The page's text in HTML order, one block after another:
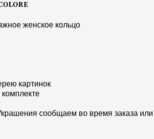
женское кольцо
картинок
сообщаем во время заказа